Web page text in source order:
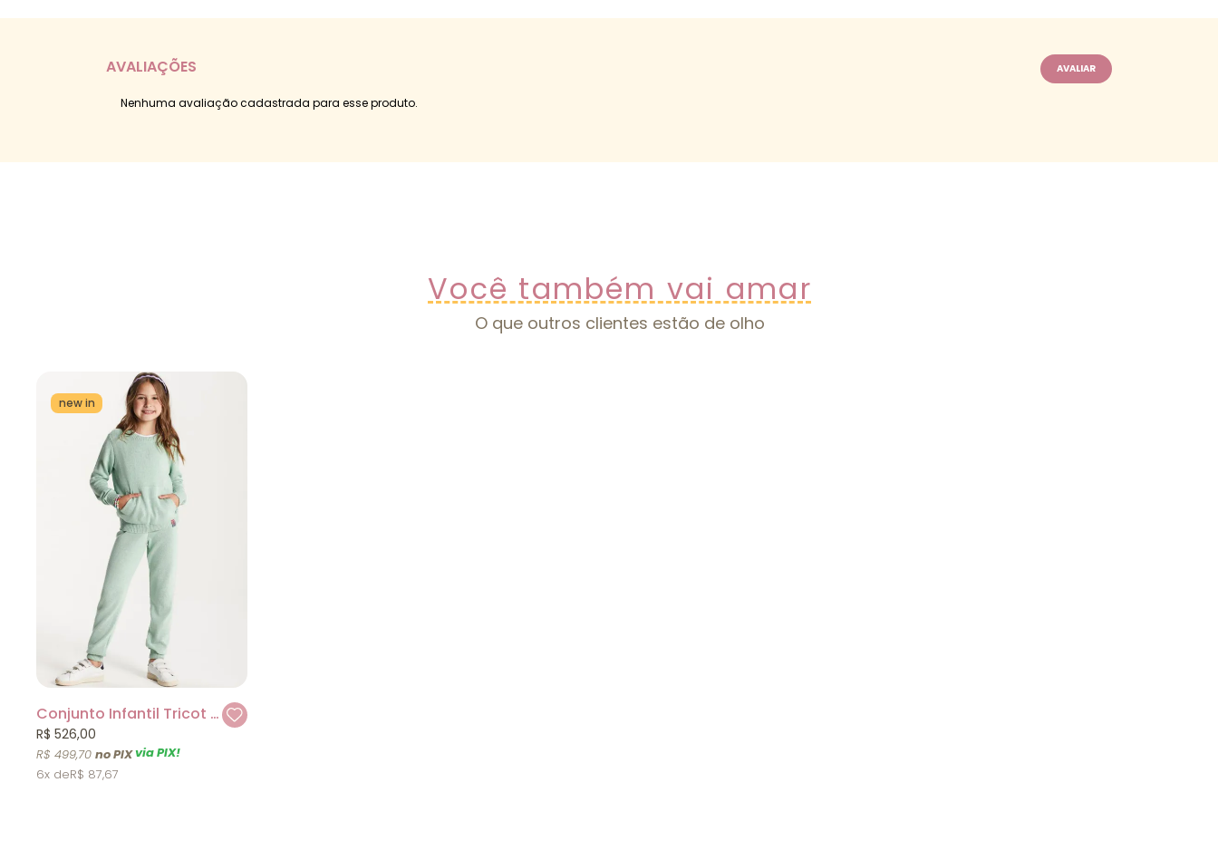
AVALIAÇÕES
Nenhuma avaliação cadastrada para esse produto.
Você também vai amar
O que outros clientes estão de olho
new in
Conjunto Infantil Tricot Verde Um mais Um
R$ 499,70 via PIX!
R$ 526,00
6x R$ 87,67